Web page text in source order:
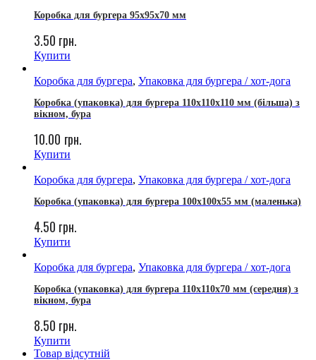
Коробка для бургера 95х95х70 мм
3.50 грн.
Купити
Коробка для бургера, Упаковка для бургера / хот-дога
Коробка (упаковка) для бургера 110х110х110 мм (більша) з
вікном, бура
10.00 грн.
Купити
Коробка для бургера, Упаковка для бургера / хот-дога
Коробка (упаковка) для бургера 100х100х55 мм (маленька)
4.50 грн.
Купити
Коробка для бургера, Упаковка для бургера / хот-дога
Коробка (упаковка) для бургера 110x110x70 мм (середня) з
вікном, бура
8.50 грн.
Купити
Товар відсутній